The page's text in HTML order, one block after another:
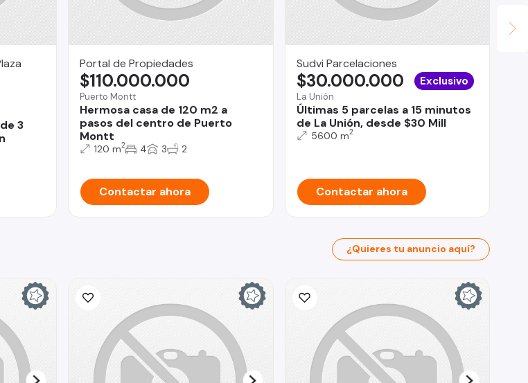
3
Portal de Propiedades
Puerto Montt
Hermosa casa de 120 m2 a
pasos del centro de Puerto
Montt
$110.000.000
120 m2 4 3 2
Contactar ahora
Sudvi Parcelaciones
La Unión
Últimas 5 parcelas a 15 minutos
de La Unión, desde $30 Mill
$30.000.000 Exclusivo
5600 m2
Contactar ahora
¿Quieres tu anuncio aquí?